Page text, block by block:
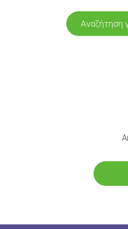
Αναζήτηση